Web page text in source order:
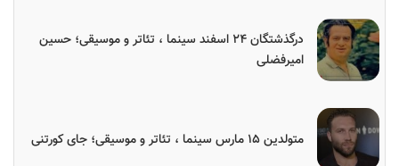
درگذشتگان ۲۴ اسفند سینما ، تئاتر و موسیقی؛ حسین
امیرفضلی
متولدین ۱۵ مارس سینما ، تئاتر و موسیقی؛ جای کورتنی